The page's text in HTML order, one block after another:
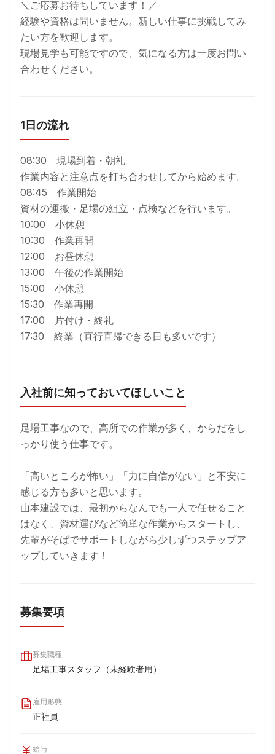
＼ご応募お待ちしています！／
経験や資格は問いません。新しい仕事に挑戦してみ
たい方を歓迎します。
現場見学も可能ですので、気になる方は一度お問い
合わせください。
1日の流れ
08:30　現場到着・朝礼
作業内容と注意点を打ち合わせしてから始めます。
08:45　作業開始
資材の運搬・足場の組立・点検などを行います。
10:00　小休憩
10:30　作業再開
12:00　お昼休憩
13:00　午後の作業開始
15:00　小休憩
15:30　作業再開
17:00　片付け・終礼
17:30　終業（直行直帰できる日も多いです）
入社前に知っておいてほしいこと
足場工事なので、高所での作業が多く、からだをし
っかり使う仕事です。
「高いところが怖い」「力に自信がない」と不安に
感じる方も多いと思います。
山本建設では、最初からなんでも一人で任せること
はなく、資材運びなど簡単な作業からスタートし、
先輩がそばでサポートしながら少しずつステップア
ップしていきます！
募集要項
募集職種
足場工事スタッフ（未経験者用）
雇用形態
正社員
給与